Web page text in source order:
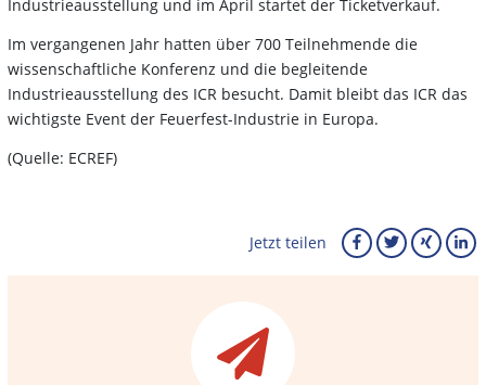
Industrieausstellung und im April startet der Ticketverkauf.
Im vergangenen Jahr hatten über 700 Teilnehmende die
wissenschaftliche Konferenz und die begleitende
Industrieausstellung des ICR besucht. Damit bleibt das ICR das
wichtigste Event der Feuerfest-Industrie in Europa.
(Quelle: ECREF)
Jetzt teilen